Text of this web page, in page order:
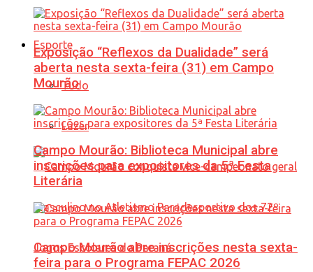
Esporte
Tudo
Lazer
Exposição “Reflexos da Dualidade” será
aberta nesta sexta-feira (31) em Campo
Mourão
Campo Mourão: Biblioteca Municipal abre
inscrições para expositores da 5ª Festa
Literária
Campo Mourão abre inscrições nesta sexta-
feira para o Programa FEPAC 2026